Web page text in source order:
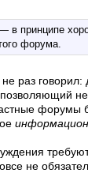
в принципе
форума.
раз говорил:
не
форумы
не